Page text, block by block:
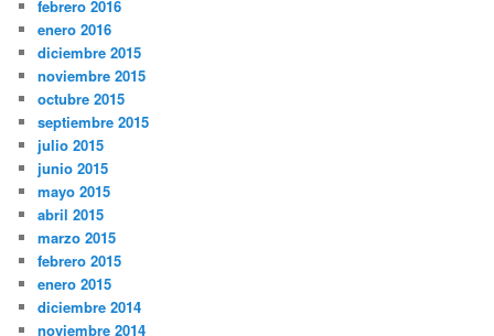
febrero 2016
enero 2016
diciembre 2015
noviembre 2015
octubre 2015
septiembre 2015
julio 2015
junio 2015
mayo 2015
abril 2015
marzo 2015
febrero 2015
enero 2015
diciembre 2014
noviembre 2014